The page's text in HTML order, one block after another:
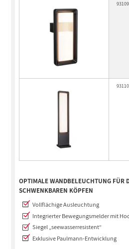
93109
93110
OPTIMALE WANDBELEUCHTUNG FÜR
CHWENKBAREN KÖPFEN
Vollflächige Ausleuchtung
Integrierter Bewegungsmelder mit
Siegel „seewasserresistent“
Exklusive Paulmann-Entwicklung